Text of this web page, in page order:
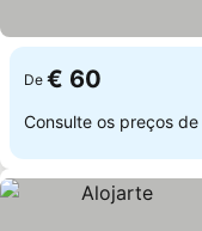
De € 60
Consulte os preços de